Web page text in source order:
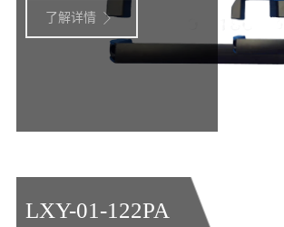
了解详情 
LXY-01-122PA